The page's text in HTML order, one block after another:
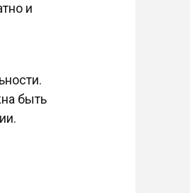
и
быть